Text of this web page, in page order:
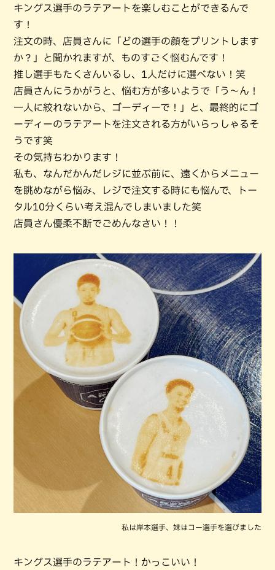
キングス選手のラテアートを楽しむことができるんで
す！
注文の時、店員さんに「どの選手の顔をプリントします
か？」と聞かれますが、ものすごく悩むんです！
推し選手もたくさんいるし、1人だけに選べない！笑
店員さんにうかがうと、悩む方が多いようで「う～ん！
一人に絞れないから、ゴーディーで！」と、最終的にゴ
ーディーのラテアートを注文される方がいらっしゃるそ
うです笑
その気持ちわかります！
私も、なんだかんだレジに並ぶ前に、遠くからメニュー
を眺めながら悩み、レジで注文する時にも悩んで、トー
タル10分くらい考え混んでしまいました笑
店員さん優柔不断でごめんなさい！！
私は岸本選手、妹はコー選手を選びました
キングス選手のラテアート！かっこいい！